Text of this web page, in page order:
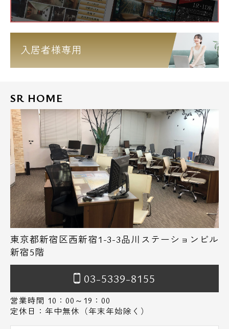
入居者様専用
SR HOME
東京都新宿区西新宿1-3-3品川ステーションビル
新宿5階
03-5339-8155
営業時間 10：00～19：00
定休日：年中無休（年末年始除く）